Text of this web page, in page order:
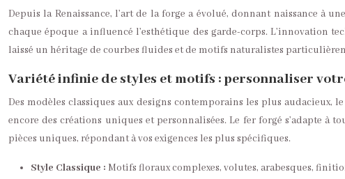
Depuis la Renaissance, l’art de la forge a évolué, donnant naissance à
chaque époque a influencé l’esthétique des garde-corps. L’innovation
laissé un héritage de courbes fluides et de motifs naturalistes
Variété infinie de styles et motifs : personnaliser
Des modèles classiques aux designs contemporains les plus
encore des créations uniques et personnalisées. Le fer forgé s’adapte
pièces uniques, répondant à vos exigences les plus spécifiques.
Style Classique : Motifs floraux complexes, volutes, arabesques,